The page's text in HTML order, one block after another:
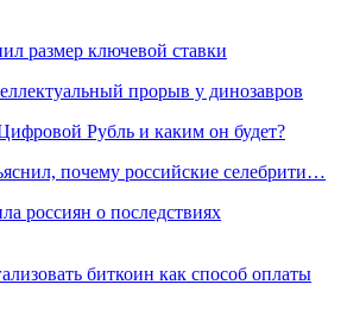
размер ключевой ставки
прорыв у динозавров
Рубль и каким он будет?
почему российские селебрити…
россиян о последствиях
биткоин как способ оплаты